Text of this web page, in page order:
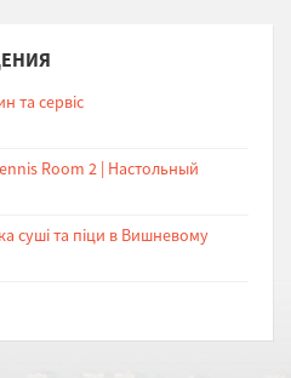
та сервіс
Room 2 | Настольный
суші та піци в Вишневому